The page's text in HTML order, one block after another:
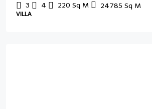
3 4 220 Sq M 24785 Sq M
VILLA